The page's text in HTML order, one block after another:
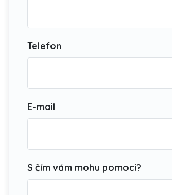
Telefon
E-mail
S čím vám mohu pomoci?